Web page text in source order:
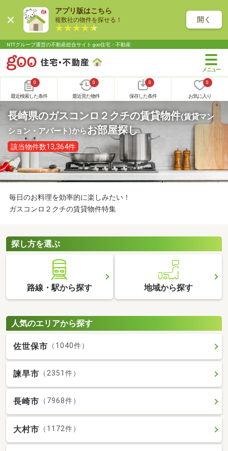
アプリ版はこちら
複数社の物件を探せる！ 開く
NTTグループ運営の不動産総合サイト goo住宅・不動産
0
最近検索した条件
0
最近見た物件
0
保存した条件
0
お気に入り
長崎県のガスコンロ２クチの賃貸物件(賃貸マン
ション・アパート)からお部屋探し
該当物件数13,364件
毎日のお料理を効率的に楽しみたい！
ガスコンロ２クチの賃貸物件特集
探し方を選ぶ
路線・駅から探す 地域から探す
人気のエリアから探す
佐世保市 （1040件）
諫早市 （2351件）
長崎市 （7968件）
大村市 （1172件）